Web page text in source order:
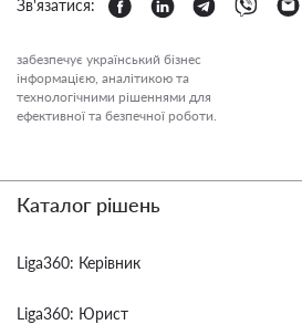
Зв'язатися:
забезпечує український бізнес
інформацією, аналітикою та
технологічними рішеннями для
ефективної та безпечної роботи.
Каталог рішень
Liga360: Керівник
Liga360: Юрист